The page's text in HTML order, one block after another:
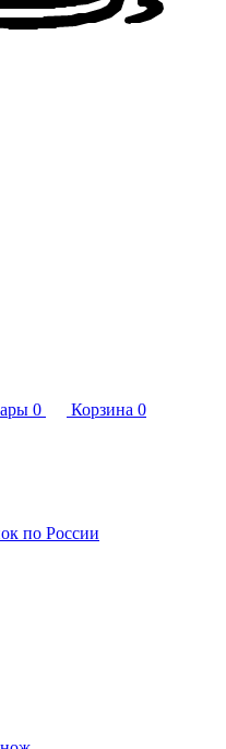
0 Корзина 0
по России